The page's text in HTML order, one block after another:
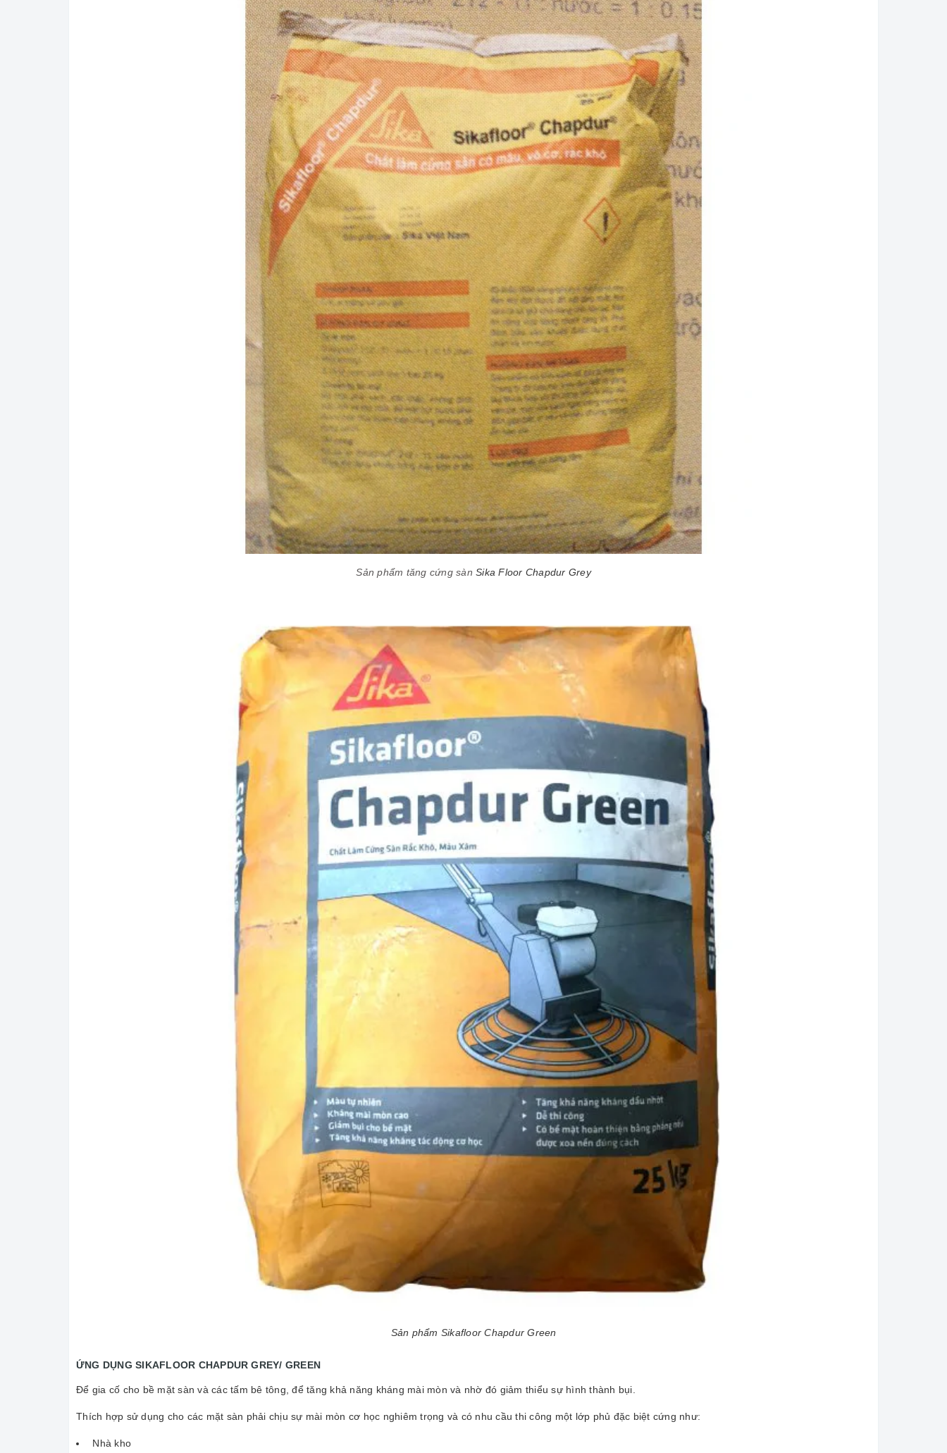
Sản phẩm tăng cứng sàn Sika Floor Chapdur Grey
Sản phẩm Sikafloor Chapdur Green
ỨNG DỤNG SIKAFLOOR CHAPDUR GREY/ GREEN
Để gia cố cho bề mặt sàn và các tấm bê tông, để tăng khả năng kháng mài mòn và nhờ đó giảm thiểu sự hình thành bụi.
Thích hợp sử dụng cho các mặt sàn phải chịu sự mài mòn cơ học nghiêm trọng và có nhu cầu thi công một lớp phủ đặc biệt cứng như:
Nhà kho